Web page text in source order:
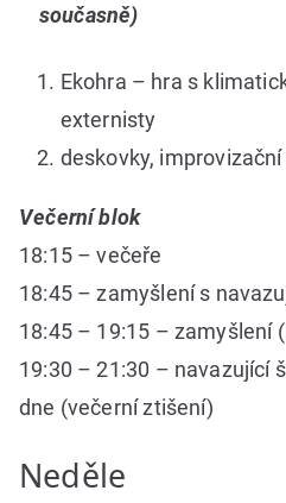
současně)
Ekohra – hra s
externisty
deskovky, improvizační
Večerní blok
18:15 – večeře
18:45 – zamyšlení s
18:45 – 19:15 – zamyšlení
19:30 – 21:30 – navazující
dne (večerní ztišení)
Neděle